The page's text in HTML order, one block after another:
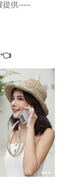
提供-----
👈